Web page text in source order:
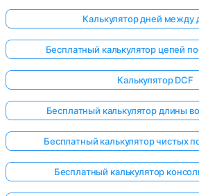
Калькулятор дней между
Бесплатный калькулятор цепей
Калькулятор DCF
Бесплатный калькулятор длины
Бесплатный калькулятор чистых
Бесплатный калькулятор